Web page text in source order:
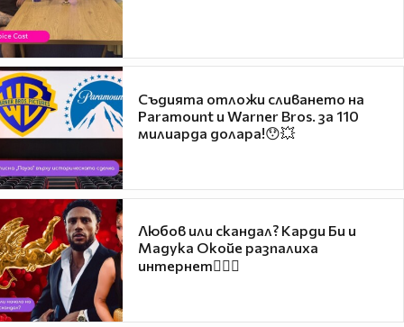
Съдията отложи сливането на
Paramount и Warner Bros. за 110
милиарда долара!😯💥
Любов или скандал? Карди Би и
Мадука Окойе разпалиха
интернет❤️‍🔥🔥